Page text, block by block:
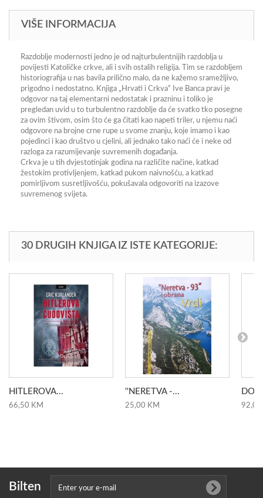
VIŠE INFORMACIJA
Razdoblje modernosti jedno je od najturbulentnijih razdoblja u
povijesti Katoličke crkve, ali i svih ostalih religija. Tim se razdobljem
historiografija u nas bavila prilično malo, da ne kažemo sramežljivo,
prigodno i nedostatno. Knjiga „Hrvati i Crkva“ Ive Banca pravi je
odgovor na taj elementarni nedostatak i prazninu i toliko je
pregledan uvid u to turbulentno razdoblje da će svatko tko posegne
za ovim štivom, osim što će ga čitati kao napeti triler, u njemu naći
odgovore na brojne crne rupe u svome znanju, koje imamo i kao
pojedinci i kao društvo u cjelini, ali jednako tako naći će i neke od
razloga za razumijevanje suvremenih događanja.
Crkva je u tih dvjestotinjak godina na različite načine, katkad
žestokim protivljenjem, katkad pukom naivnošću, a katkad
pomirljivom susretljivošću, pokušavala odgovoriti na izazove
suvremenog svijeta.
30 DRUGIH KNJIGA IZ ISTE KATEGORIJE:
HITLEROVA...
66,50 KM
''NERETVA -...
25,00 KM 92,00
Bilten